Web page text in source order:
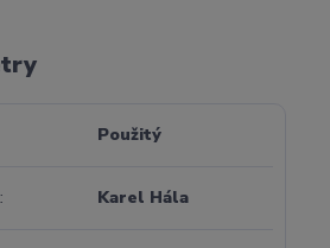
Použitý
Karel Hála